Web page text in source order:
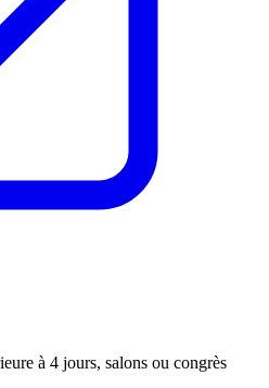
à 4 jours, salons ou congrès